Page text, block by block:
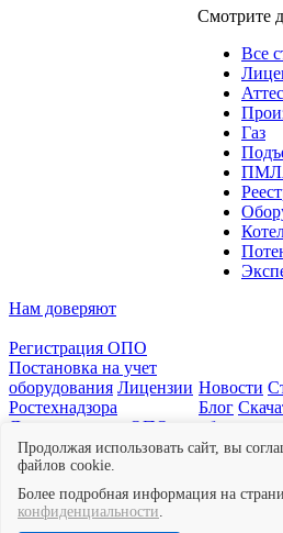
Смотрите
Все
Газ
Нам доверяют
Регистрация ОПО
Постановка на учет
оборудования Лицензии
Ростехнадзора
Документы для ОПО
Отчет о
производственном
контроле
Экспертиза
промышленной
безопасности
Новости
Блог
образцы
Продолжая использовать сайт, вы
файлов cookie.
Более подробная информация на
конфиденциальности.